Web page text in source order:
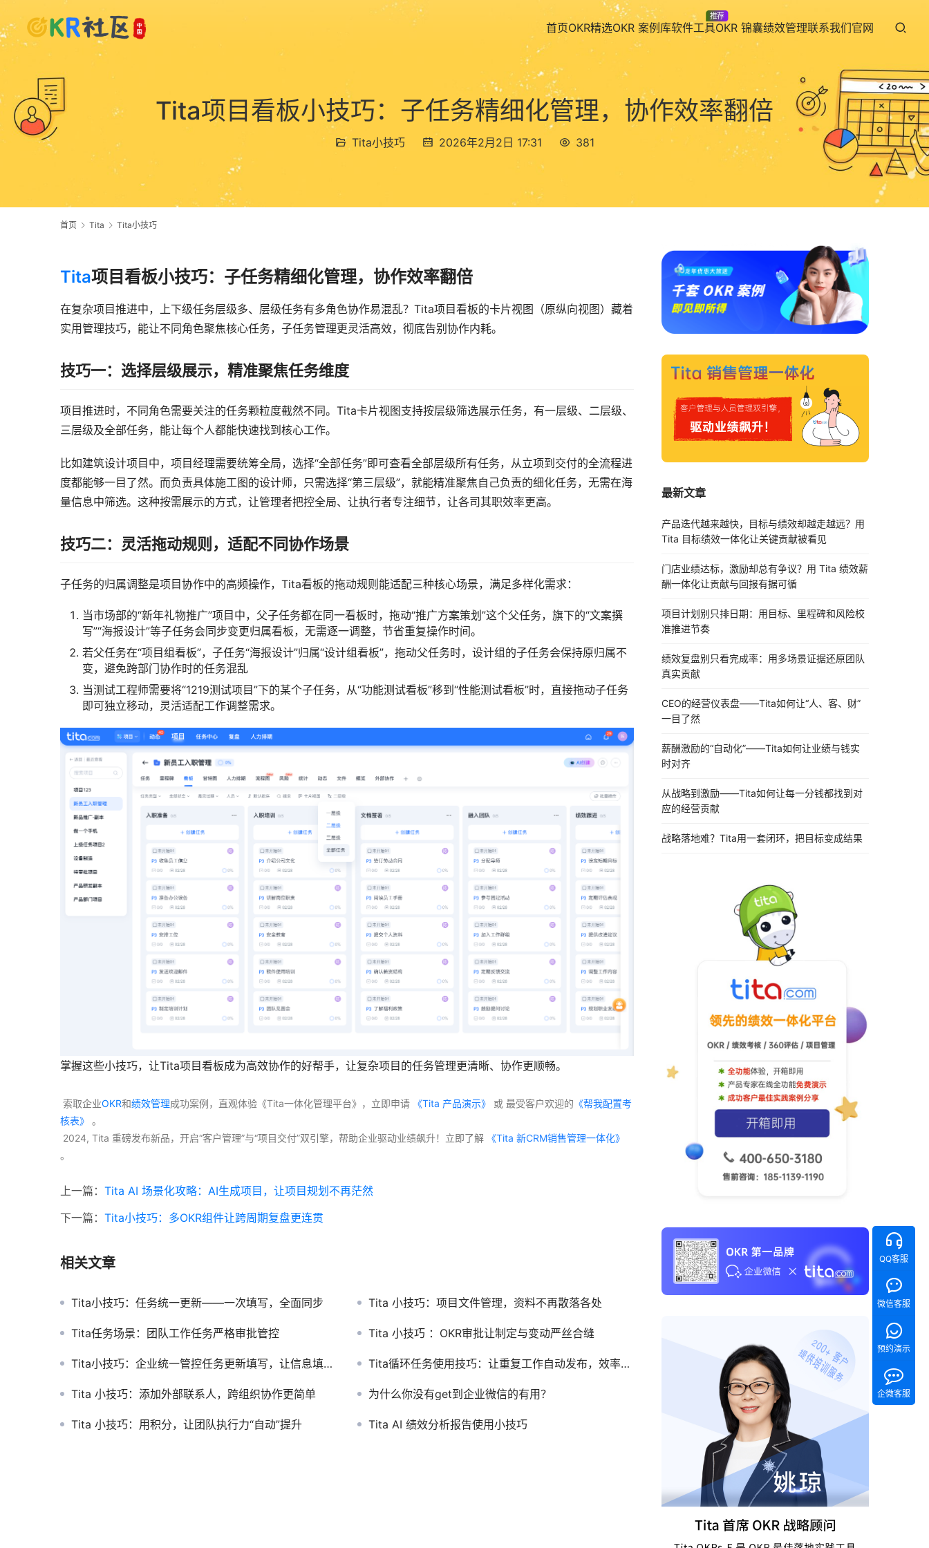
首页OKR精选OKR 案例库软件工具
推荐
OKR 锦囊绩效管理联系我们官网
Tita项目看板小技巧：子任务精细化管理，协作效率翻倍
Tita小技巧 2026年2月2日 17:31 381
首页 Tita Tita小技巧
Tita项目看板小技巧：子任务精细化管理，协作效率翻倍
在复杂项目推进中，上下级任务层级多、层级任务有多角色协作易混乱？Tita项目看板的卡片视图（原纵向视图）藏着
实用管理技巧，能让不同角色聚焦核心任务，子任务管理更灵活高效，彻底告别协作内耗。
技巧一：选择层级展示，精准聚焦任务维度
项目推进时，不同角色需要关注的任务颗粒度截然不同。Tita卡片视图支持按层级筛选展示任务，有一层级、二层级、
三层级及全部任务，能让每个人都能快速找到核心工作。
比如建筑设计项目中，项目经理需要统筹全局，选择“全部任务”即可查看全部层级所有任务，从立项到交付的全流程进
度都能够一目了然。而负责具体施工图的设计师，只需选择“第三层级”，就能精准聚焦自己负责的细化任务，无需在海
量信息中筛选。这种按需展示的方式，让管理者把控全局、让执行者专注细节，让各司其职效率更高。
技巧二：灵活拖动规则，适配不同协作场景
子任务的归属调整是项目协作中的高频操作，Tita看板的拖动规则能适配三种核心场景，满足多样化需求：
当市场部的“新年礼物推广”项目中，父子任务都在同一看板时，拖动“推广方案策划”这个父任务，旗下的“文案撰
写”“海报设计”等子任务会同步变更归属看板，无需逐一调整，节省重复操作时间。
若父任务在“项目组看板”，子任务“海报设计”归属“设计组看板”，拖动父任务时，设计组的子任务会保持原归属不
变，避免跨部门协作时的任务混乱
当测试工程师需要将“1219测试项目”下的某个子任务，从“功能测试看板”移到“性能测试看板”时，直接拖动子任务
即可独立移动，灵活适配工作调整需求。
掌握这些小技巧，让Tita项目看板成为高效协作的好帮手，让复杂项目的任务管理更清晰、协作更顺畅。
索取企业OKR和绩效管理成功案例，直观体验《Tita一体化管理平台》，立即申请 《Tita 产品演示》 或 最受客户欢迎的 《帮我配置考
核表》
。
2024, Tita 重磅发布新品，开启“客户管理”与“项目交付”双引擎，帮助企业驱动业绩飙升！立即了解
。
上一篇： Tita AI 场景化攻略：AI生成项目，让项目规划不再茫然
下一篇： Tita小技巧：多OKR组件让跨周期复盘更连贯
相关文章
Tita小技巧：任务统一更新——一次填写，全面同步 Tita 小技巧：项目文件管理，资料不再散落各处
Tita任务场景：团队工作任务严格审批管控 Tita 小技巧 ：OKR审批让制定与变动严丝合缝
Tita小技巧：企业统一管控任务更新填写，让信息填写不缺位！ Tita循环任务使用技巧：让重复工作自动发布，效率翻倍
Tita 小技巧：添加外部联系人，跨组织协作更简单 为什么你没有get到企业微信的有用？
Tita 小技巧：用积分，让团队执行力“自动”提升 Tita AI 绩效分析报告使用小技巧
最新文章
产品迭代越来越快，目标与绩效却越走越远？用
Tita 目标绩效一体化让关键贡献被看见
门店业绩达标，激励却总有争议？用 Tita 绩效薪
酬一体化让贡献与回报有据可循
项目计划别只排日期：用目标、里程碑和风险校
准推进节奏
绩效复盘别只看完成率：用多场景证据还原团队
真实贡献
CEO的经营仪表盘——Tita如何让“人、客、财”
一目了然
薪酬激励的“自动化”——Tita如何让业绩与钱实
时对齐
从战略到激励——Tita如何让每一分钱都找到对
应的经营贡献
战略落地难？Tita用一套闭环，把目标变成结果
QQ客服
微信客服
预约演示
企微客服